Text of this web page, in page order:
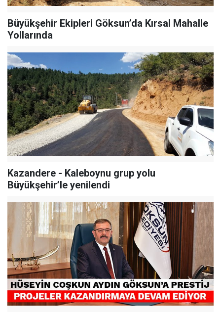
Büyükşehir Ekipleri Göksun’da Kırsal Mahalle
Yollarında
Kazandere - Kaleboynu grup yolu
Büyükşehir’le yenilendi